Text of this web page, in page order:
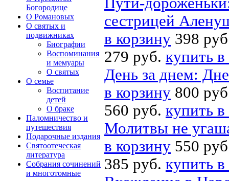
Богородице
О Романовых
О святых и
подвижниках
Биографии
Воспоминания
и мемуары
О святых
О семье
Воспитание
детей
О браке
Паломничество и
путешествия
Подарочные издания
Святоотеческая
литература
Собрания сочинений
и многотомные
сестрицей
в корзину 398
279 руб. купить
День за днем:
в корзину 800
560 руб. купить
Молитвы не
в корзину 550
385 руб. купить